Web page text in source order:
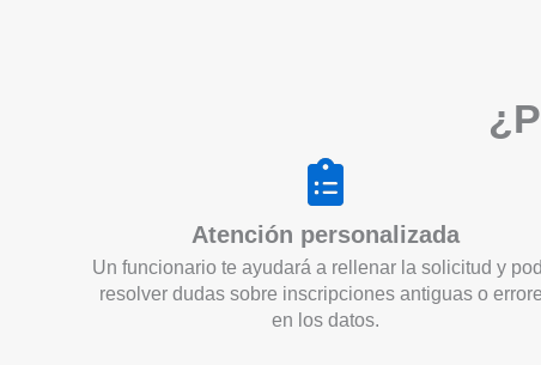
Atención personalizada
Un funcionario te ayudará a rellenar la solicitud y
resolver dudas sobre inscripciones antiguas o
en los datos.